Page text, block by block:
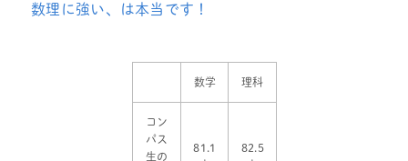
数理に強い、は本当です！
数学 理科
コン
パス
生の
81.1
82.5